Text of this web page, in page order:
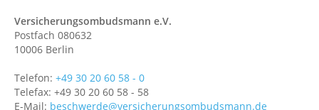
Versicherungsombudsmann e.V.
Postfach 080632
10006 Berlin
Telefon: +49 30 20 60 58 - 0
Telefax: +49 30 20 60 58 - 58
E-Mail: beschwerde@versicherungsombudsmann.de